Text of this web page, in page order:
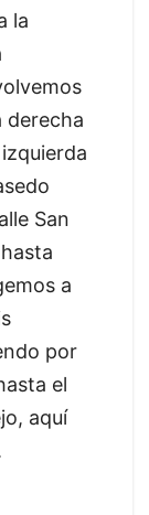
la
derecha
San
a
por
el
aquí